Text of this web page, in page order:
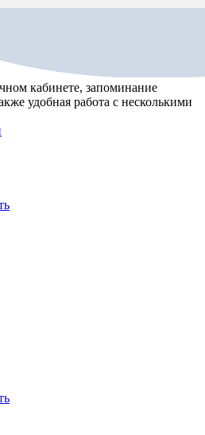
кабинете, запоминание
удобная работа с несколькими